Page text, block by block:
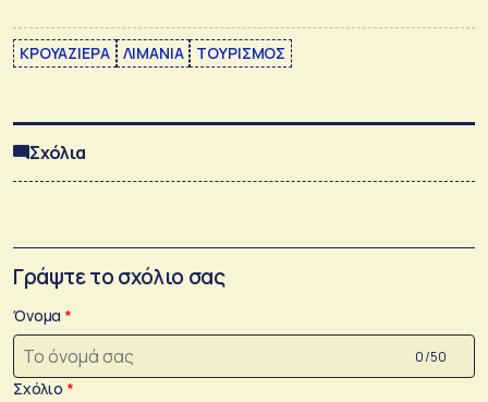
ΚΡΟΥΑΖΙΕΡΑ ΛΙΜΑΝΙΑ ΤΟΥΡΙΣΜΟΣ
Σχόλια
Γράψτε το σχόλιο σας
Όνομα
0 /50
Σχόλιο